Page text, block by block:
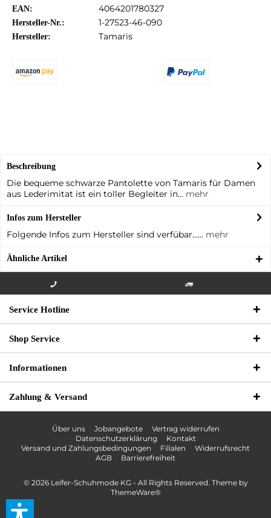
EAN: 4064201780327
Hersteller-Nr.: 1-27523-46-090
Hersteller: Tamaris
Beschreibung
Die bequeme schwarze Pantolette von Tamaris für Damen
aus Lederimitat ist ein toller Begleiter in... mehr
Infos zum Hersteller
Folgende Infos zum Hersteller sind verfübar...... mehr
Ähnliche Artikel
000
Service Hotline
Shop Service
Informationen
Zahlung & Versand
Über uns Jobangebote
Vertrag widerrufen
Datenschutzerklärung
Kontakt
Versand und Zahlungsbedingungen
Filialen
Widerrufsrecht
AGB
Barrierefreiheit
© 2026 Leifer-Schuhmode KG - All Rights Reserved. Theme by
ThemeWare®